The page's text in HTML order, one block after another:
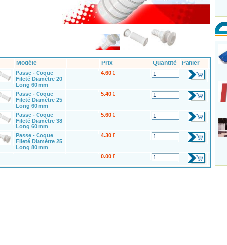
Modèle Prix Quantité Panier
Passe - Coque
Fileté Diamètre 20
Long 60 mm
4.60 €
Passe - Coque
Fileté Diamètre 25
Long 60 mm
5.40 €
Passe - Coque
Fileté Diamètre 38
Long 60 mm
5.60 €
Passe - Coque
Fileté Diamètre 25
Long 80 mm
4.30 €
0.00 €